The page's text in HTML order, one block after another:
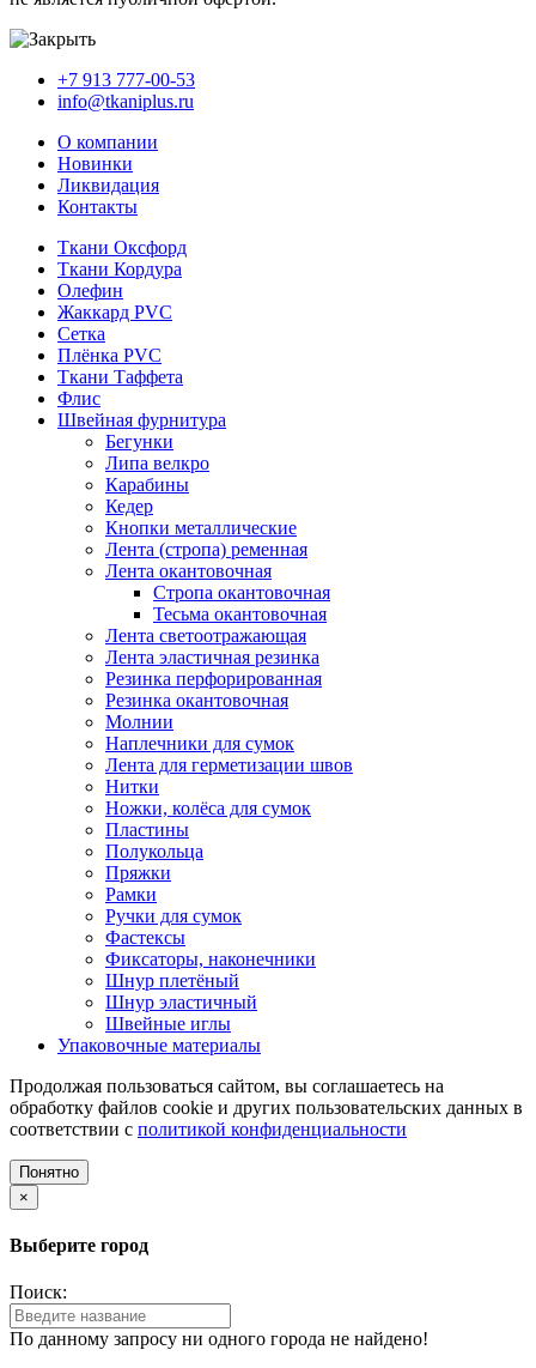
+7 913 777-00-53
info@tkaniplus.ru
О компании
Новинки
Ликвидация
Контакты
Ткани Оксфорд
Ткани Кордура
Олефин
Жаккард PVC
Сетка
Плёнка PVC
Ткани Таффета
Флис
Швейная фурнитура
Бегунки
Липа велкро
Карабины
Кедер
Кнопки металлические
Лента (стропа) ременная
Лента окантовочная
Стропа окантовочная
Тесьма окантовочная
Лента светоотражающая
Лента эластичная резинка
Резинка перфорированная
Резинка окантовочная
Молнии
Наплечники для сумок
Лента для герметизации швов
Нитки
Ножки, колёса для сумок
Пластины
Полукольца
Пряжки
Рамки
Ручки для сумок
Фастексы
Фиксаторы, наконечники
Шнур плетёный
Шнур эластичный
Швейные иглы
Упаковочные материалы
Продолжая пользоваться сайтом, вы соглашаетесь на
обработку файлов cookie и других пользовательских данных в
соответствии с политикой конфиденциальности
Понятно
×
Выберите город
Поиск:
По данному запросу ни одного города не найдено!